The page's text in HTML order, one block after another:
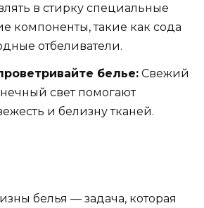
в стирку специальные
компоненты, такие как сода
отбеливатели.
белье: Свежий
свет помогают
и белизну тканей.
белья — задача, которая